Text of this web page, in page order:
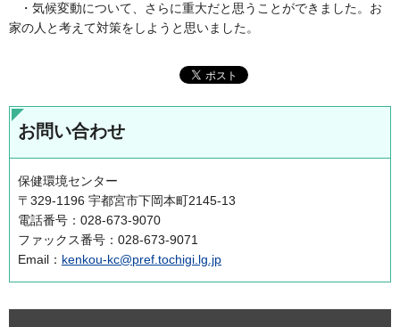
・気候変動について、さらに重大だと思うことができました。お
家の人と考えて対策をしようと思いました。
お問い合わせ
保健環境センター
〒329-1196 宇都宮市下岡本町2145-13
電話番号：028-673-9070
ファックス番号：028-673-9071
Email： kenkou-kc@pref.tochigi.lg.jp